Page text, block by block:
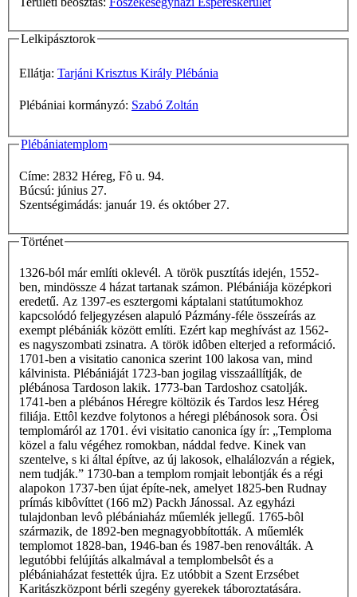
Lelkipásztorok
Ellátja: Tarjáni Krisztus Király Plébánia
Plébániai kormányzó: Szabó Zoltán
Plébániatemplom
Címe: 2832 Héreg, Fô u. 94.
Búcsú: június 27.
Szentségimádás: január 19. és október 27.
Történet
1326-ból már említi oklevél. A török pusztítás idején, 1552-
ben, mindössze 4 házat tartanak számon. Plébániája középkori
eredetű. Az 1397-es esztergomi káptalani statútumokhoz
kapcsolódó feljegyzésen alapuló Pázmány-féle összeírás az
exempt plébániák között említi. Ezért kap meghívást az 1562-
es nagyszombati zsinatra. A török idôben elterjed a reformáció.
1701-ben a visitatio canonica szerint 100 lakosa van, mind
kálvinista. Plébániáját 1723-ban jogilag visszaállítják, de
plébánosa Tardoson lakik. 1773-ban Tardoshoz csatolják.
1741-ben a plébános Héregre költözik és Tardos lesz Héreg
filiája. Ettôl kezdve folytonos a héregi plébánosok sora. Ôsi
templomáról az 1701. évi visitatio canonica így ír: „Temploma
közel a falu végéhez romokban, náddal fedve. Kinek van
szentelve, s ki által építve, az új lakosok, elhalálozván a régiek,
nem tudják.” 1730-ban a templom romjait lebontják és a régi
alapokon 1737-ben újat építe-nek, amelyet 1825-ben Rudnay
prímás kibôvíttet (166 m2) Packh Jánossal. Az egyházi
tulajdonban levô plébániaház műemlék jellegű. 1765-bôl
származik, de 1892-ben megnagyobbították. A műemlék
templomot 1828-ban, 1946-ban és 1987-ben renoválták. A
legutóbbi felújítás alkalmával a templombelsôt és a
plébániaházat festették újra. Ez utóbbit a Szent Erzsébet
Karitászközpont bérli szegény gyerekek táboroztatására.